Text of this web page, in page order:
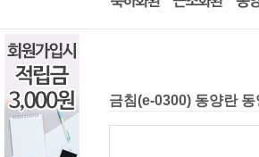
금침(e-0300) 동양란